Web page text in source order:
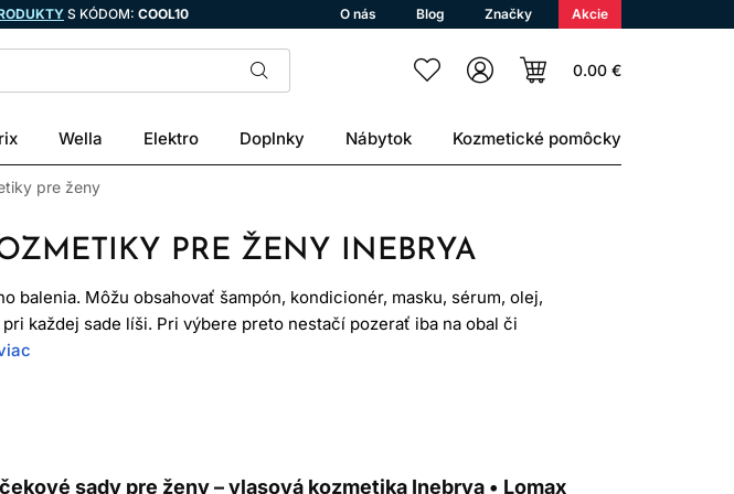
S KÓDOM: COOL10 O nás Blog Značky Akcie
0.00 €
Wella Elektro Doplnky Nábytok Kozmetické pomôcky
pre ženy
PRE ŽENY INEBRYA
balenia. Môžu obsahovať šampón, kondicionér, masku, sérum, olej,
každej sade líši. Pri výbere preto nestačí pozerať iba na obal či
a to, či obdarovaná používa konkrétnu profesionálnu vlasovú
sady pre ženy – vlasová kozmetika Inebrya • Lomax